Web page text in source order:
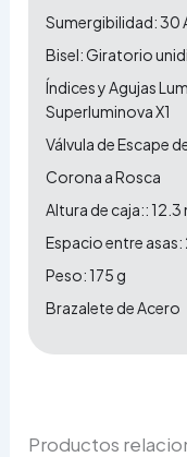
Sumergibilidad: 30
Bisel: Giratorio
Índices y Agujas
Superluminova X1
Válvula de Escape
Corona a Rosca
Altura de caja:: 12.3
Espacio entre asas:
Peso: 175 g
Brazalete de Acero
Productos